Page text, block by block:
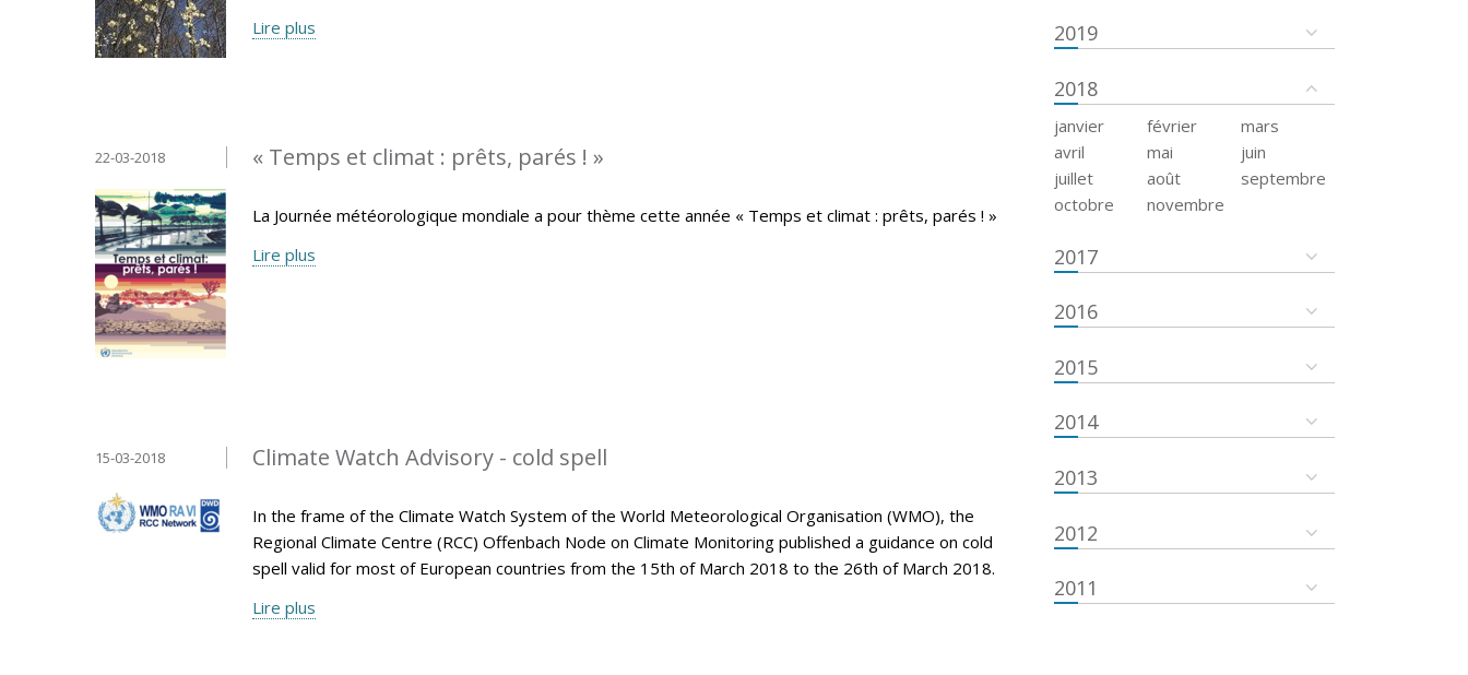
Lire plus
« Temps et climat : prêts, parés ! »
22-03-2018
La Journée météorologique mondiale a pour thème cette année « Temps et climat : prêts, parés ! »
Lire plus
Climate Watch Advisory - cold spell
15-03-2018
In the frame of the Climate Watch System of the World Meteorological Organisation (WMO), the
Regional Climate Centre (RCC) Offenbach Node on Climate Monitoring published a guidance on cold
spell valid for most of European countries from the 15th of March 2018 to the 26th of March 2018.
Lire plus
2019
2018
janvier février
mars
avril
mai
juin
juillet
août
septembre
octobre
novembre
2017
2016
2015
2014
2013
2012
2011